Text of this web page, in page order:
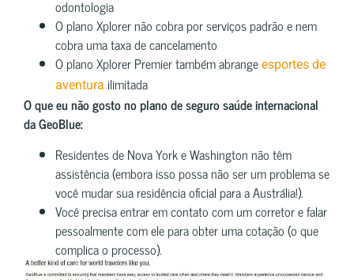
odontologia
O plano Xplorer não cobra por serviços padrão e nem
cobra uma taxa de cancelamento
O plano Xplorer Premier também abrange esportes de
aventura ilimitada
O que eu não gosto no plano de seguro saúde internacional
da GeoBlue:
Residentes de Nova York e Washington não têm
assistência (embora isso possa não ser um problema se
você mudar sua residência oficial para a Austrália!).
Você precisa entrar em contato com um corretor e falar
pessoalmente com ele para obter uma cotação (o que
complica o processo).